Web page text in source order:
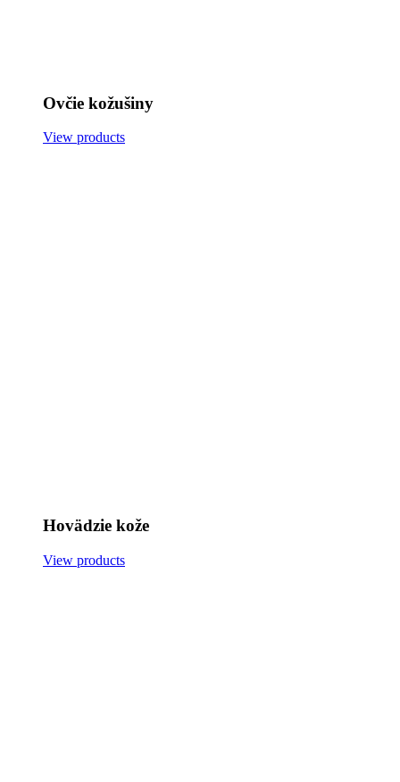
Ovčie kožušiny
View products
Hovädzie kože
View products